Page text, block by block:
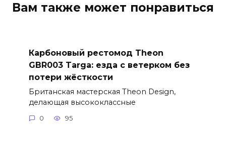
Вам также может понравиться
Карбоновый рестомод Theon
GBR003 Targa: езда с ветерком без
потери жёсткости
Британская мастерская Theon Design,
делающая высококлассные
0 95